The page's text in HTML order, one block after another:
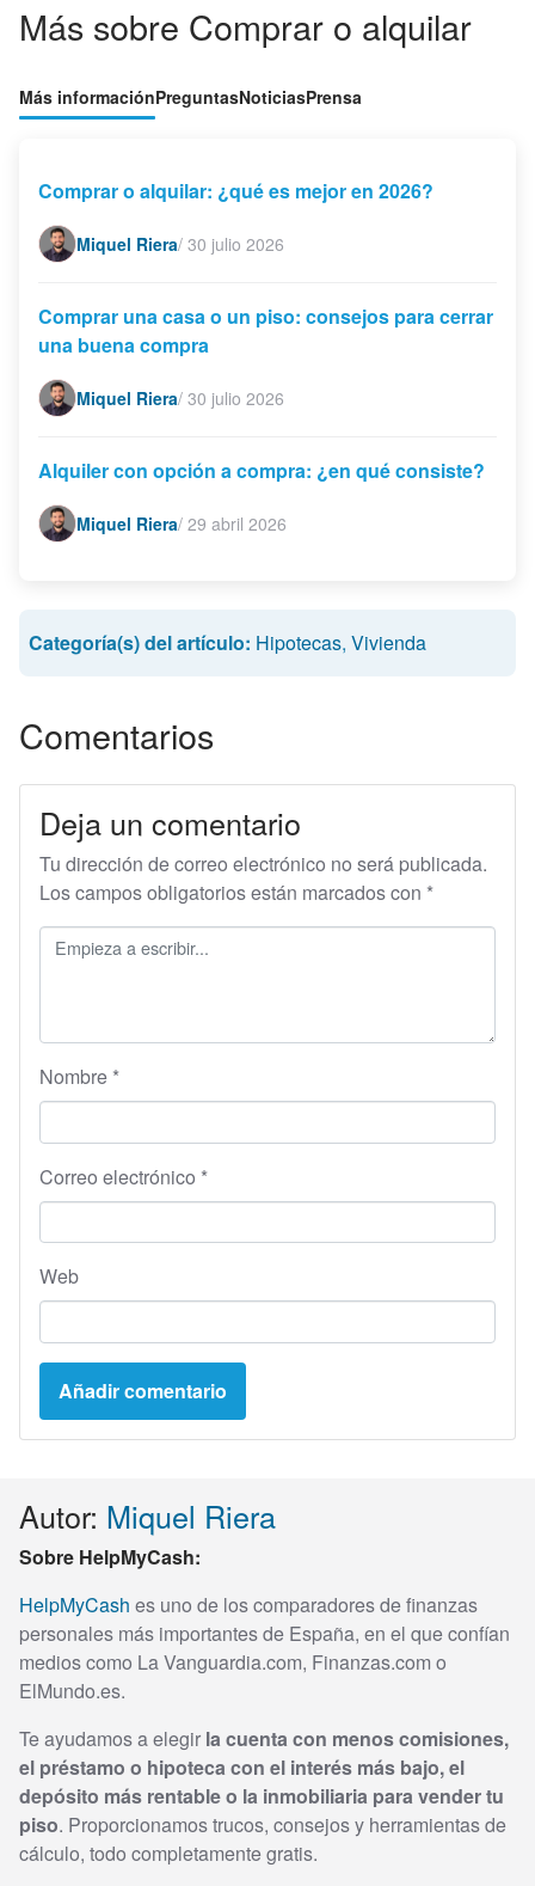
Más sobre Comprar o alquilar
Más informaciónPreguntasNoticiasPrensa
Comprar o alquilar: ¿qué es mejor en 2026?
Miquel Riera/ 30 julio 2026
Comprar una casa o un piso: consejos para cerrar
una buena compra
Miquel Riera/ 30 julio 2026
Alquiler con opción a compra: ¿en qué consiste?
Miquel Riera/ 29 abril 2026
Categoría(s) del artículo: Hipotecas, Vivienda
Comentarios
Deja un comentario
Tu dirección de correo electrónico no será publicada.
Los campos obligatorios están marcados con *
Nombre *
Correo electrónico *
Web
Autor: Miquel Riera
Sobre HelpMyCash:
HelpMyCash es uno de los comparadores de finanzas
personales más importantes de España, en el que confían
medios como La Vanguardia.com, Finanzas.com o
ElMundo.es.
Te ayudamos a elegir la cuenta con menos comisiones,
el préstamo o hipoteca con el interés más bajo, el
depósito más rentable o la inmobiliaria para vender tu
piso. Proporcionamos trucos, consejos y herramientas de
cálculo, todo completamente gratis.